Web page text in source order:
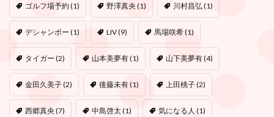
ゴルフ場予約(1) 野澤真央(1) 川村昌弘 (1)
デシャンボー (1) LIV(9) 馬場咲希(1)
タイガー (2) 山本美夢有(1) 山下美夢有(4)
金田久美子(2) 後藤未有(1) 上田桃子(2)
西郷真央(7) 中島啓太(1) 気になる人 (1)